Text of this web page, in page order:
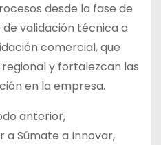
desde la fase de
validación técnica a
comercial, que
y fortalezcan las
en la empresa.
anterior,
Súmate a Innovar,